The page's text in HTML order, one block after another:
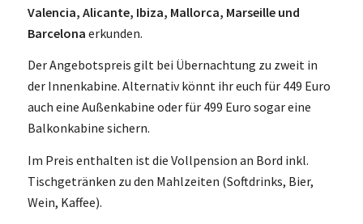
Valencia, Alicante, Ibiza, Mallorca, Marseille und
Barcelona erkunden.
Der Angebotspreis gilt bei Übernachtung zu zweit in
der Innenkabine. Alternativ könnt ihr euch für 449 Euro
auch eine Außenkabine oder für 499 Euro sogar eine
Balkonkabine sichern.
Im Preis enthalten ist die Vollpension an Bord inkl.
Tischgetränken zu den Mahlzeiten (Softdrinks, Bier,
Wein, Kaffee).